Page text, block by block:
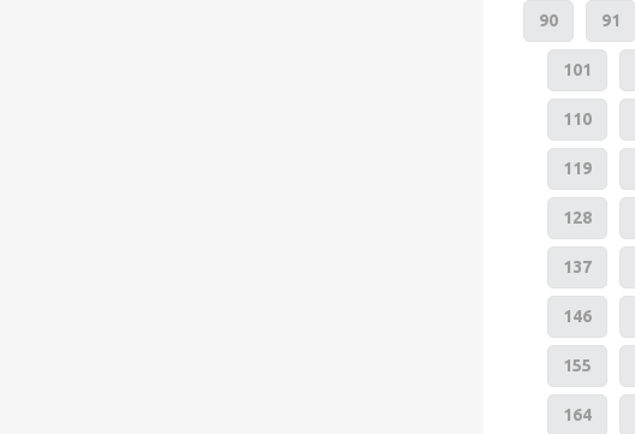
90 91
101
110
119
128
137
146
155
164